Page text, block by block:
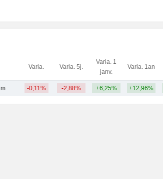
Varia. Varia. 5j.
Varia. 1
janv.
Varia. 1an
Autre développement et opérations immobilières -0,11% -2,88% +6,25% +12,96%